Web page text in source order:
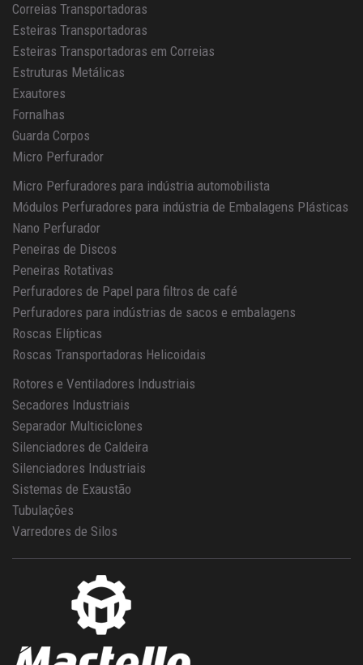
Correias Transportadoras
Esteiras Transportadoras
Esteiras Transportadoras em Correias
Estruturas Metálicas
Exautores
Fornalhas
Guarda Corpos
Micro Perfurador
Micro Perfuradores para indústria automobilista
Módulos Perfuradores para indústria de Embalagens Plásticas
Nano Perfurador
Peneiras de Discos
Peneiras Rotativas
Perfuradores de Papel para filtros de café
Perfuradores para indústrias de sacos e embalagens
Roscas Elípticas
Roscas Transportadoras Helicoidais
Rotores e Ventiladores Industriais
Secadores Industriais
Separador Multiciclones
Silenciadores de Caldeira
Silenciadores Industriais
Sistemas de Exaustão
Tubulações
Varredores de Silos